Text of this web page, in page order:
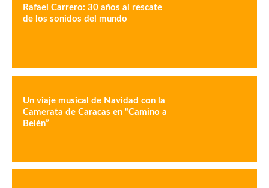
Rafael Carrero: 30 años al rescate
de los sonidos del mundo
Un viaje musical de Navidad con la
Camerata de Caracas en “Camino a
Belén”